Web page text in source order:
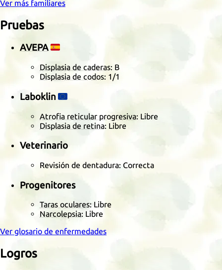
Ver más familiares
Pruebas
AVEPA🇪🇸
Displasia de caderas: B
Displasia de codos: 1/1
Laboklin🇪🇺
Atrofia reticular progresiva: Libre
Displasia de retina: Libre
Veterinario
Revisión de dentadura: Correcta
Progenitores
Taras oculares: Libre
Narcolepsia: Libre
Ver glosario de enfermedades
Logros